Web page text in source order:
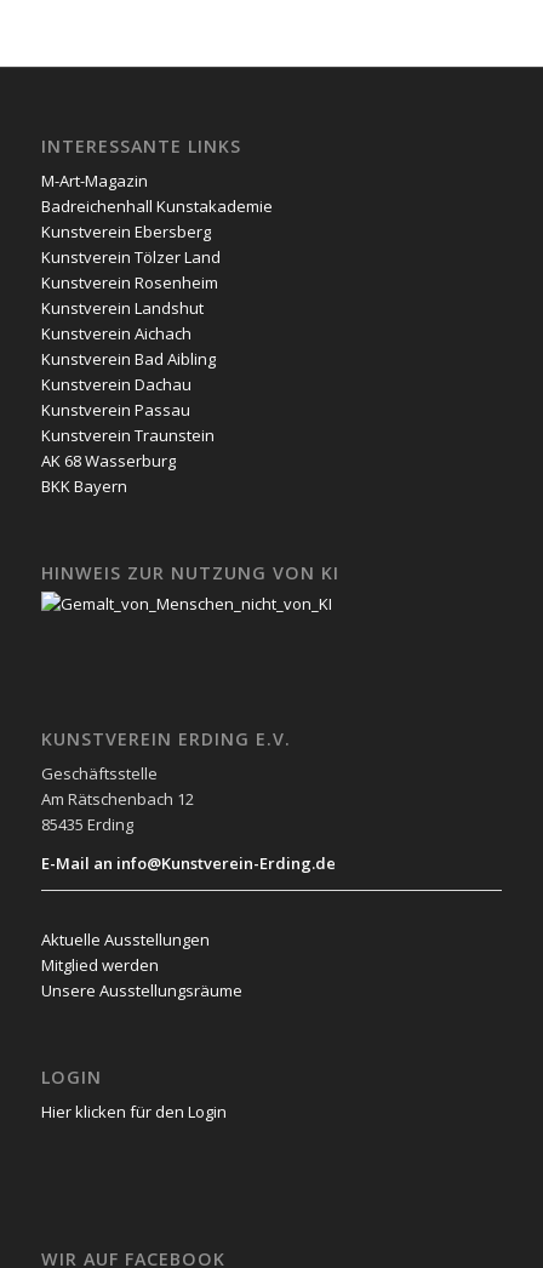
INTERESSANTE LINKS
M-Art-Magazin
Badreichenhall Kunstakademie
Kunstverein Ebersberg
Kunstverein Tölzer Land
Kunstverein Rosenheim
Kunstverein Landshut
Kunstverein Aichach
Kunstverein Bad Aibling
Kunstverein Dachau
Kunstverein Passau
Kunstverein Traunstein
AK 68 Wasserburg
BKK Bayern
HINWEIS ZUR NUTZUNG VON KI
KUNSTVEREIN ERDING E.V.
Geschäftsstelle
Am Rätschenbach 12
85435 Erding
E-Mail an info@Kunstverein-Erding.de
Aktuelle Ausstellungen
Mitglied werden
Unsere Ausstellungsräume
LOGIN
Hier klicken für den Login
WIR AUF FACEBOOK